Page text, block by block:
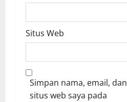
Situs Web
Simpan nama, email, dan
situs web saya pada